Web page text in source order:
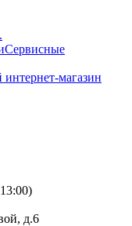
Сервисные
магазин
д.6